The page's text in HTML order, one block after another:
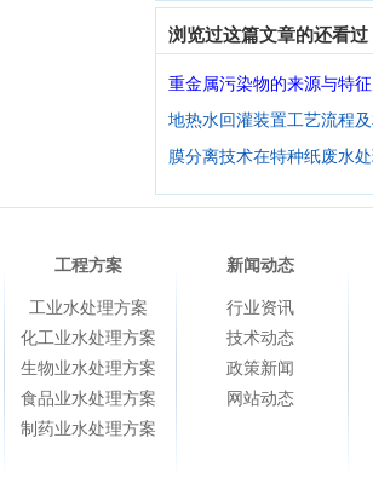
浏览过这篇文章的还看过
重金属污染物的来源与特征
地热水回灌装置工艺流程
膜分离技术在特种纸废水
工程方案
工业水处理方案
化工业水处理方案
生物业水处理方案
食品业水处理方案
制药业水处理方案
新闻动态
行业资讯
技术动态
政策新闻
网站动态